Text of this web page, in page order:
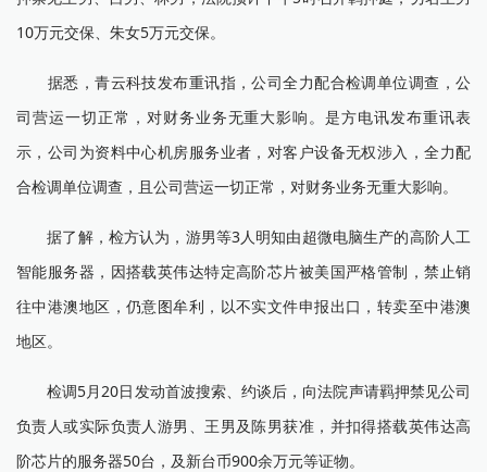
10万元交保、朱女5万元交保。
据悉，青云科技发布重讯指，公司全力配合检调单位调查，公
司营运一切正常，对财务业务无重大影响。是方电讯发布重讯表
示，公司为资料中心机房服务业者，对客户设备无权涉入，全力配
合检调单位调查，且公司营运一切正常，对财务业务无重大影响。
据了解，检方认为，游男等3人明知由超微电脑生产的高阶人工
智能服务器，因搭载英伟达特定高阶芯片被美国严格管制，禁止销
往中港澳地区，仍意图牟利，以不实文件申报出口，转卖至中港澳
地区。
检调5月20日发动首波搜索、约谈后，向法院声请羁押禁见公司
负责人或实际负责人游男、王男及陈男获准，并扣得搭载英伟达高
阶芯片的服务器50台，及新台币900余万元等证物。